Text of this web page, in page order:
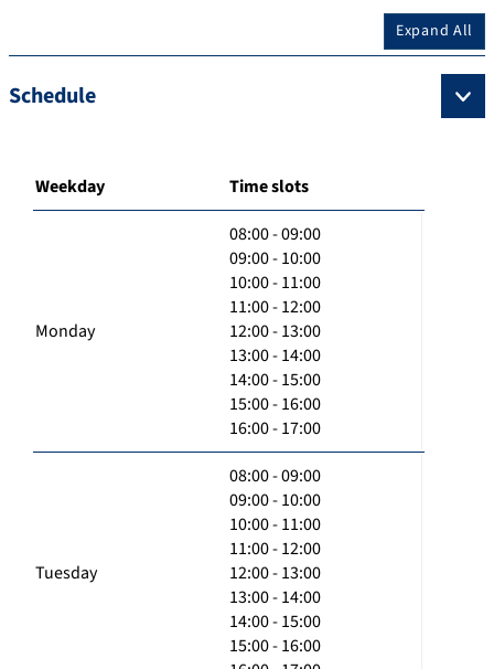
Expand All
Schedule
Weekday Time slots
Monday
08:00 - 09:00
09:00 - 10:00
10:00 - 11:00
11:00 - 12:00
12:00 - 13:00
13:00 - 14:00
14:00 - 15:00
15:00 - 16:00
16:00 - 17:00
Tuesday
08:00 - 09:00
09:00 - 10:00
10:00 - 11:00
11:00 - 12:00
12:00 - 13:00
13:00 - 14:00
14:00 - 15:00
15:00 - 16:00